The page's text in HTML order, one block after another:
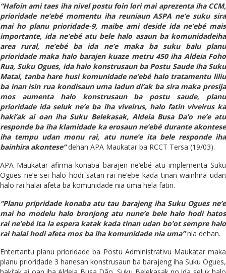
“Hafoin ami taes iha nivel postu foin lori mai aprezenta iha CCM,
prioridade ne’ebé momentu iha reuniaun ASPA ne’e suku sira
mai ho planu prioridade-9, maibe ami deside ida ne’ebé mais
importante, ida ne’ebé atu bele halo asaun ba komunidadeiha
area rural, ne’ebé ba ida ne’e maka ba suku balu planu
prioridade maka halo barajen kuaze metru 450 iha Aldeia Foho
Rua, Suku Ogues, ida halo konstrusaun ba Postu Saude iha Suku
Matai, tanba hare husi komunidade ne’ebé halo tratamentu liliu
ba inan isin rua kondisaun uma ladun di’ak ba sira maka presija
mos aumenta halo konstrusaun ba postu saude, planu
prioridade ida seluk ne’e ba iha viveirus, halo fatin viveirus ka
haki’ak ai oan iha Suku Belekasak, Aldeia Busa Da’o ne’e atu
responde ba iha klamidade ka erosaun ne’ebé durante akontese
iha tempu udan monu rai, atu nune’e ita bele responde iha
bainhira akontese”dehan APA Maukatar ba RCCT Tersa (19/03).
APA Maukatar afirma konaba barajen ne’ebé atu implementa Suku
Ogues ne’e sei halo hodi satan rai ne’ebe kada tinan wainhira udan
halo rai halai afeta ba komunidade nia uma hela fatin.
“Planu pripridade konaba atu tau barajeng iha Suku Ogues ne’e
mai ho modeluhalo bronjong atu nune’e bele halo hodi hatos
rai ne’ebé ita la espera katak kada tinan udan bo’ot sempre halo
rai halai hodi afeta mos ba iha komunidade nia uma”nia dehan.
Entertantu planu prioridade ba Postu Administrativu Maukatar maka
planu prioridade 3 hanesan konstrusaun ba barajeng iha Suku Ogues,